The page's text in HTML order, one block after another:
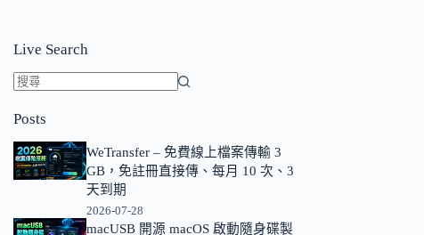
Live Search
不
到
符
件
Posts
WeTransfer – 免費線上檔案傳輸 3
GB，免註冊直接傳、每月 10 次、3
天到期
2026-07-28
macUSB 開源 macOS 啟動隨身碟製